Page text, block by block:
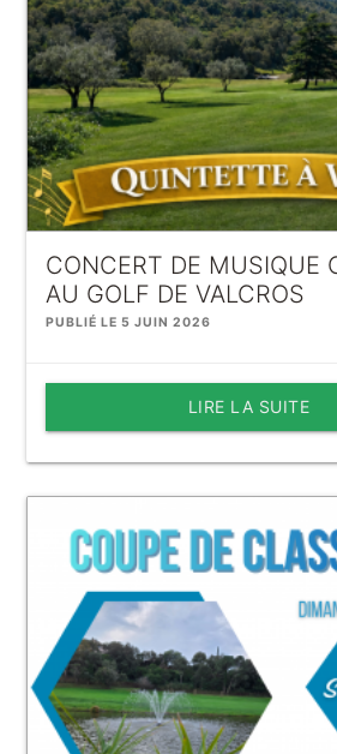
CONCERT DE MUSIQUE
AU GOLF DE VALCROS
PUBLIÉ LE 5 JUIN 2026
LIRE LA SUITE